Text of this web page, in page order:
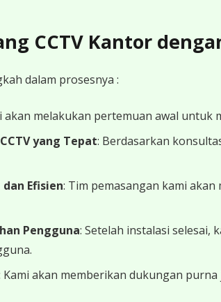
CCTV Kantor
dalam prosesnya :
akan melakukan pertemuan awal untuk
yang Tepat: Berdasarkan
Efisien: Tim pemasangan kami
Pengguna: Setelah instalasi selesai,
Kami akan memberikan dukungan